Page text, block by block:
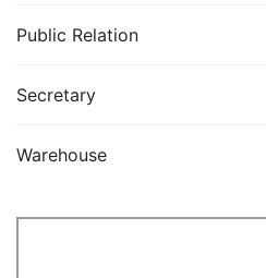
Public Relation
Secretary
Warehouse